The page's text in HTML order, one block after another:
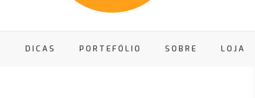
DICAS PORTEFÓLIO SOBRE LOJA